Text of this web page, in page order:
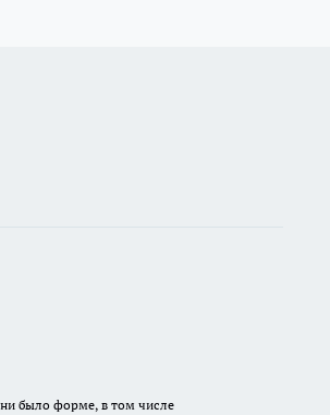
ни было форме, в том числе